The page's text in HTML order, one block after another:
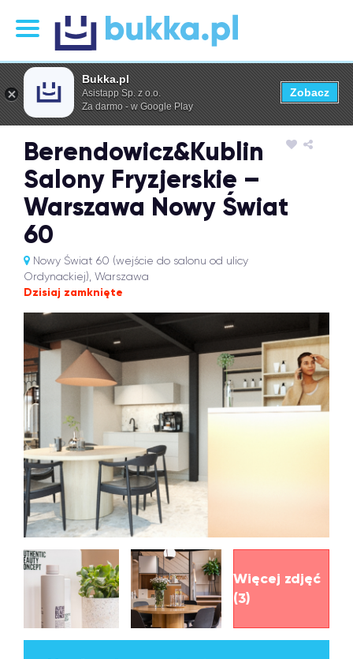
Berendowicz&Kublin
Salony Fryzjerskie –
Warszawa Nowy Świat
60
Nowy Świat 60 (wejście do salonu od ulicy
Ordynackiej), Warszawa
Dzisiaj zamknięte
Więcej zdjęć
(3)
Bukka.pl
Asistapp Sp. z o.o.
Za darmo - w Google Play
Zobacz